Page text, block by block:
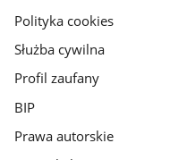
gov.pl
Polityka cookies
Służba cywilna
Profil zaufany
BIP
Prawa autorskie